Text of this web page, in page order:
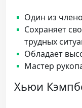
Один из
Сохраняет
трудных
Обладает
Мастер
Хьюи